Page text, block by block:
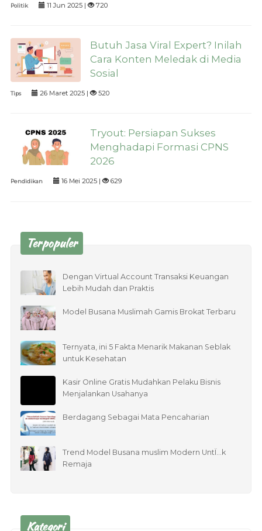
Politik 11 Jun 2025 | 720
Butuh Jasa Viral Expert? Inilah
Cara Konten Meledak di Media
Sosial
Tips 26 Maret 2025 | 520
Tryout: Persiapan Sukses
Menghadapi Formasi CPNS
2026
Pendidikan 16 Mei 2025 | 629
Terpopuler
Dengan Virtual Account Transaksi Keuangan
Lebih Mudah dan Praktis
Model Busana Muslimah Gamis Brokat Terbaru
Ternyata, ini 5 Fakta Menarik Makanan Seblak
untuk Kesehatan
Kasir Online Gratis Mudahkan Pelaku Bisnis
Menjalankan Usahanya
Berdagang Sebagai Mata Pencaharian
Trend Model Busana muslim Modern UntÏ…k
Remaja
Kategori